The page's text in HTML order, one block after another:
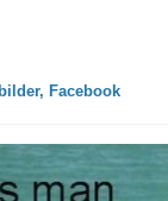
Facebook